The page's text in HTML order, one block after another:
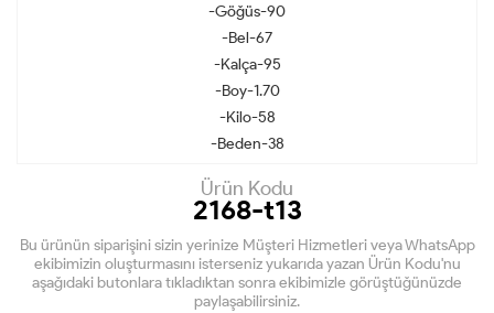
-Göğüs-90
-Bel-67
-Kalça-95
-Boy-1.70
-Kilo-58
-Beden-38
Ürün Kodu
2168-t13
Bu ürünün siparişini sizin yerinize Müşteri Hizmetleri veya WhatsApp
ekibimizin oluşturmasını isterseniz yukarıda yazan Ürün Kodu'nu
aşağıdaki butonlara tıkladıktan sonra ekibimizle görüştüğünüzde
paylaşabilirsiniz.